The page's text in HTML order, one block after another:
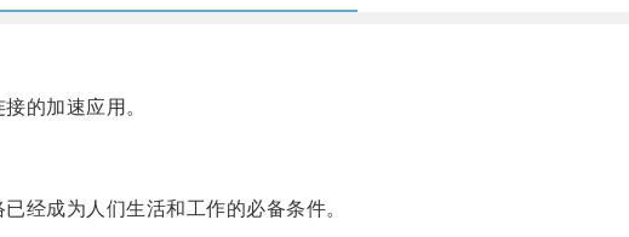
的加速应用。
成为人们生活和工作的必备条件。